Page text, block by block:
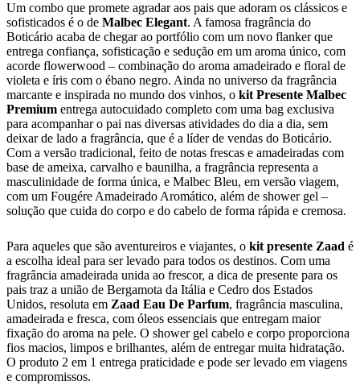
Um combo que promete agradar aos pais que adoram os clássicos e
sofisticados é o de Malbec Elegant. A famosa fragrância do
Boticário acaba de chegar ao portfólio com um novo flanker que
entrega confiança, sofisticação e sedução em um aroma único, com
acorde flowerwood – combinação do aroma amadeirado e floral de
violeta e íris com o ébano negro. Ainda no universo da fragrância
marcante e inspirada no mundo dos vinhos, o kit Presente Malbec
Premium entrega autocuidado completo com uma bag exclusiva
para acompanhar o pai nas diversas atividades do dia a dia, sem
deixar de lado a fragrância, que é a líder de vendas do Boticário.
Com a versão tradicional, feito de notas frescas e amadeiradas com
base de ameixa, carvalho e baunilha, a fragrância representa a
masculinidade de forma única, e Malbec Bleu, em versão viagem,
com um Fougére Amadeirado Aromático, além de shower gel –
solução que cuida do corpo e do cabelo de forma rápida e cremosa.
Para aqueles que são aventureiros e viajantes, o kit presente Zaad é
a escolha ideal para ser levado para todos os destinos. Com uma
fragrância amadeirada unida ao frescor, a dica de presente para os
pais traz a união de Bergamota da Itália e Cedro dos Estados
Unidos, resoluta em Zaad Eau De Parfum, fragrância masculina,
amadeirada e fresca, com óleos essenciais que entregam maior
fixação do aroma na pele. O shower gel cabelo e corpo proporciona
fios macios, limpos e brilhantes, além de entregar muita hidratação.
O produto 2 em 1 entrega praticidade e pode ser levado em viagens
e compromissos.